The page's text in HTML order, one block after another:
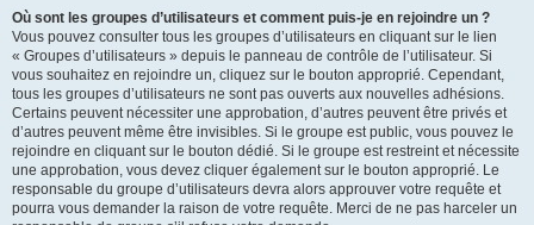
Où sont les groupes d’utilisateurs et comment puis-je en rejoindre un ?
Vous pouvez consulter tous les groupes d’utilisateurs en cliquant sur le lien
« Groupes d’utilisateurs » depuis le panneau de contrôle de l’utilisateur. Si
vous souhaitez en rejoindre un, cliquez sur le bouton approprié. Cependant,
tous les groupes d’utilisateurs ne sont pas ouverts aux nouvelles adhésions.
Certains peuvent nécessiter une approbation, d’autres peuvent être privés et
d’autres peuvent même être invisibles. Si le groupe est public, vous pouvez le
rejoindre en cliquant sur le bouton dédié. Si le groupe est restreint et nécessite
une approbation, vous devez cliquer également sur le bouton approprié. Le
responsable du groupe d’utilisateurs devra alors approuver votre requête et
pourra vous demander la raison de votre requête. Merci de ne pas harceler un